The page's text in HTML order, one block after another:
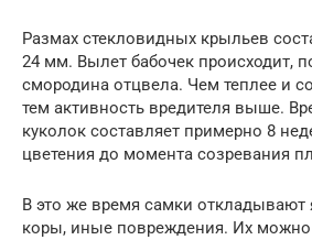
Размах стекловидных крыльев
24 мм. Вылет бабочек происходит,
смородина отцвела. Чем теплее и
тем активность вредителя выше.
куколок составляет примерно 8
цветения до момента созревания
В это же время самки
коры, иные повреждения. Их